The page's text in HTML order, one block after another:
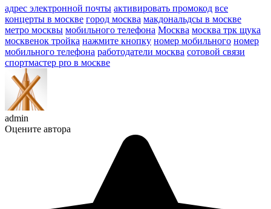
адрес электронной почты активировать промокод все
концерты в москве город москва макдональдсы в москве
метро москвы мобильного телефона Москва москва трк щука
москвенок тройка нажмите кнопку номер мобильного номер
мобильного телефона работодатели москва сотовой связи
спортмастер pro в москве
admin
Оцените автора